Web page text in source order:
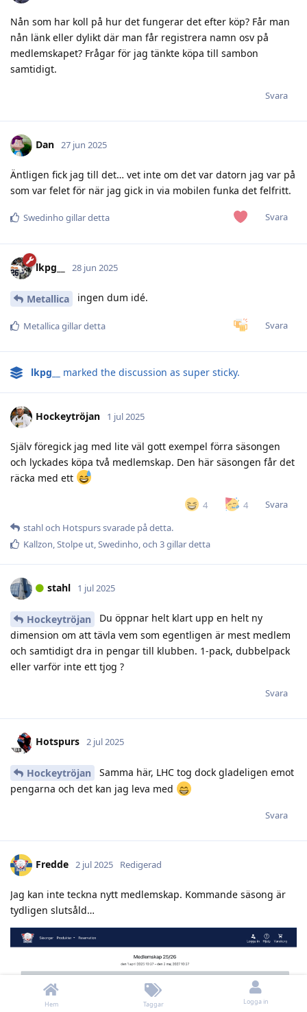
Nån som har koll på hur det fungerar det efter köp? Får man
nån länk eller dylikt där man får registrera namn osv på
medlemskapet? Frågar för jag tänkte köpa till sambon
samtidigt.
Svara
Dan 27 jun 2025
Äntligen fick jag till det… vet inte om det var datorn jag var på
som var felet för när jag gick in via mobilen funka det felfritt.
Svara
Swedinho gillar detta
lkpg__ 28 jun 2025
Metallica ingen dum idé.
Svara
Metallicagillar detta
lkpg__ marked the discussion as super sticky.
Hockeytröjan 1 jul 2025
Själv föregick jag med lite väl gott exempel förra säsongen
och lyckades köpa två medlemskap. Den här säsongen får det
räcka med ett
4 4
Svara
stahloch Hotspurssvarade på detta.
Kallzon,Stolpe ut,Swedinho, och 3gillar detta
stahl 1 jul 2025
Hockeytröjan
Du öppnar helt klart upp en helt ny
dimension om att tävla vem som egentligen är mest medlem
och samtidigt dra in pengar till klubben. 1-pack, dubbelpack
eller varför inte ett tjog ?
Svara
Hotspurs 2 jul 2025
Hockeytröjan
Samma här, LHC tog dock gladeligen emot
pengarna och det kan jag leva med
Svara
Fredde 2 jul 2025 Redigerad
Jag kan inte teckna nytt medlemskap. Kommande säsong är
tydligen slutsåld…
Hem Taggar Logga in